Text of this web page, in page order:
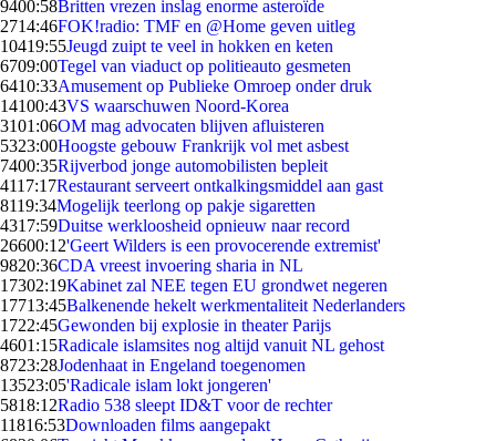
9400:58Britten vrezen inslag enorme asteroïde
2714:46FOK!radio: TMF en @Home geven uitleg
10419:55Jeugd zuipt te veel in hokken en keten
6709:00Tegel van viaduct op politieauto gesmeten
6410:33Amusement op Publieke Omroep onder druk
14100:43VS waarschuwen Noord-Korea
3101:06OM mag advocaten blijven afluisteren
5323:00Hoogste gebouw Frankrijk vol met asbest
7400:35Rijverbod jonge automobilisten bepleit
4117:17Restaurant serveert ontkalkingsmiddel aan gast
8119:34Mogelijk teerlong op pakje sigaretten
4317:59Duitse werkloosheid opnieuw naar record
26600:12'Geert Wilders is een provocerende extremist'
9820:36CDA vreest invoering sharia in NL
17302:19Kabinet zal NEE tegen EU grondwet negeren
17713:45Balkenende hekelt werkmentaliteit Nederlanders
1722:45Gewonden bij explosie in theater Parijs
4601:15Radicale islamsites nog altijd vanuit NL gehost
8723:28Jodenhaat in Engeland toegenomen
13523:05'Radicale islam lokt jongeren'
5818:12Radio 538 sleept ID&T voor de rechter
11816:53Downloaden films aangepakt